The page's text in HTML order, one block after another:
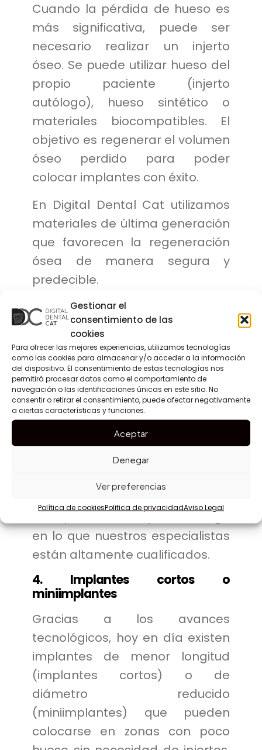
Gestionar el
consentimiento de las
cookies
Para ofrecer las mejores experiencias, utilizamos tecnologías
como las cookies para almacenar y/o acceder a la información
del dispositivo. El consentimiento de estas tecnologías nos
permitirá procesar datos como el comportamiento de
navegación o las identificaciones únicas en este sitio. No
consentir o retirar el consentimiento, puede afectar negativamente
a ciertas características y funciones.
Aceptar
Denegar
Ver preferencias
Política de cookiesPolitica de privacidadAviso Legal
Cuando la pérdida de hueso es
más significativa, puede ser
necesario realizar un injerto
óseo. Se puede utilizar hueso del
propio paciente (injerto
autólogo), hueso sintético o
materiales biocompatibles. El
objetivo es regenerar el volumen
óseo perdido para poder
colocar implantes con éxito.
En Digital Dental Cat utilizamos
materiales de última generación
que favorecen la regeneración
ósea de manera segura y
predecible.
3. Implantes cigomáticos
En casos extremos, donde hay
una pérdida ósea severa en el
maxilar superior, los implantes
cigomáticos son una solución
avanzada. En lugar de anclarse
en el hueso maxilar, se colocan
en el hueso cigomático
(pómulo), que ofrece una base
sólida. Este procedimiento
una planificación precisa, algo
en lo que nuestros especialistas
están altamente cualificados.
4. Implantes cortos o
miniimplantes
Gracias a los avances
tecnológicos, hoy en día existen
implantes de menor longitud
(implantes cortos) o de
diámetro reducido
(miniimplantes) que pueden
colocarse en zonas con poco